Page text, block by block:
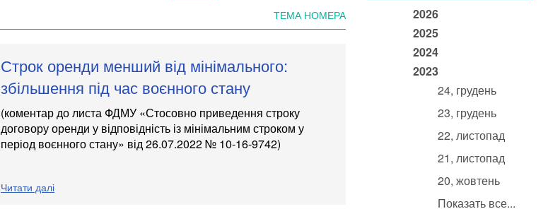
ТЕМА НОМЕРА
Строк оренди менший від мінімального:
збільшення під час воєнного стану
(коментар до листа ФДМУ «Стосовно приведення строку
договору оренди у відповідність із мінімальним строком у
період воєнного стану» від 26.07.2022 № 10-16-9742)
Читати далі
2026
2025
2024
2023
24, грудень
23, грудень
22, листопад
21, листопад
20, жовтень
Показать все...